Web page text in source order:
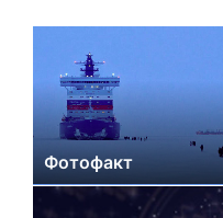
Фотофакт